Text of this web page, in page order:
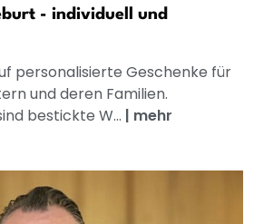
- individuell und
personalisierte Geschenke für
und deren Familien.
bestickte W... | mehr